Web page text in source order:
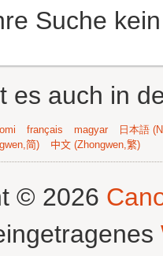
Suche
es auch in
français magyar
日本語
简) 中文 (Zhongwen,繁)
© 2026